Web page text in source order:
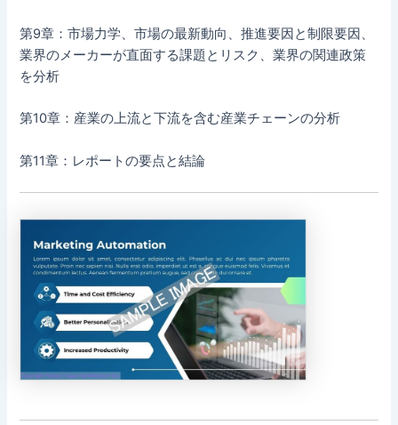
第9章：市場力学、市場の最新動向、推進要因と制限要因、
業界のメーカーが直面する課題とリスク、業界の関連政策
を分析
第10章：産業の上流と下流を含む産業チェーンの分析
第11章：レポートの要点と結論